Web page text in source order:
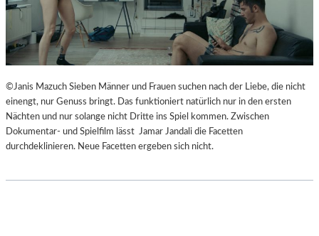
©Janis Mazuch Sieben Männer und Frauen suchen nach der Liebe, die nicht
einengt, nur Genuss bringt. Das funktioniert natürlich nur in den ersten
Nächten und nur solange nicht Dritte ins Spiel kommen. Zwischen
Dokumentar- und Spielfilm lässt Jamar Jandali die Facetten
durchdeklinieren. Neue Facetten ergeben sich nicht.